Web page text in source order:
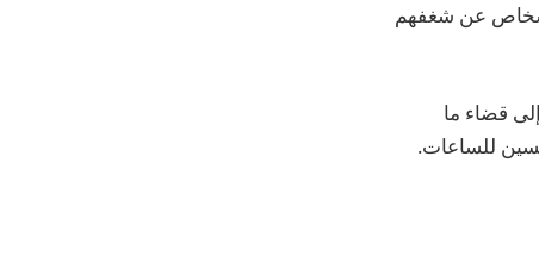
عن شغفهم
قضاء ما
للساعات.